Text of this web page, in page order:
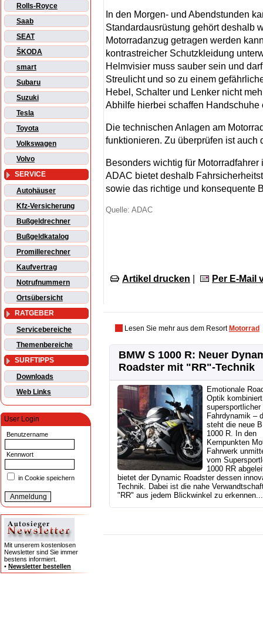
Rolls-Royce
Saab
SEAT
ŠKODA
smart
Subaru
Suzuki
Tesla
Toyota
Volkswagen
Volvo
SERVICE
Autohäuser
Kfz-Versicherung
Bußgeldrechner
Bußgeldkatalog
Promillerechner
Kaufvertrag
Notrufnummern
Ortsübersicht
RATGEBER
Servicebereiche
Themenbereiche
SURFTIPPS
Downloads
Web Links
User Login
Benutzername
Kennwort
in Cookie speichern
Mit unserem kostenlosen
Newsletter sind Sie immer
bestens informiert.
• Newsletter bestellen
In den Morgen- und Abendstunden
Standardausrüstung gehört deshalb
Motorradanzug getragen werden
kontrastreicher Schutzkleidung
Helmvisier muss sauber sein und
Streulicht und so zu einem
Hebel, Schalter und Lenker nicht
Abhilfe hierbei schaffen Handschuhe
Die technischen Anlagen am
funktionieren. Zu überprüfen ist
Besonders wichtig für
ADAC bietet deshalb
sowie das richtige und konsequente
Quelle: ADAC
Artikel drucken Per E-Mail
Lesen Sie mehr aus dem Resort Motorrad
BMW S 1000 R: Neuer
Roadster mit "RR"-Technik
Emotionale
Optik
supersportlicher
Fahrdynamik –
steht die neue
1000 R. In den
Kernpunkten
Fahrwerk
vom
1000 RR
bietet der Dynamic Roadster dessen
Technik. Dabei ist die nahe
"RR" aus jedem Blickwinkel zu